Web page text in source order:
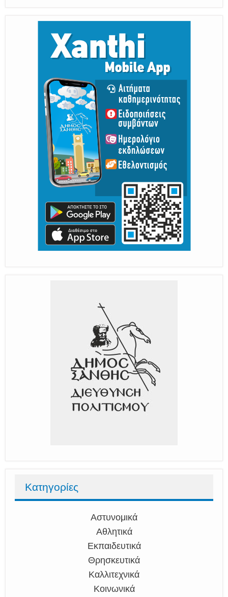
Η διατηρητέα πόλη με τους ανθρώπους
της, μας υποδέχονται
Από 30 Αυγούστου Έως 5 Σεπτεμβρίου
Κατηγορίες
Αστυνομικά
Αθλητικά
Εκπαιδευτικά
Θρησκευτικά
Καλλιτεχνικά
Κοινωνικά